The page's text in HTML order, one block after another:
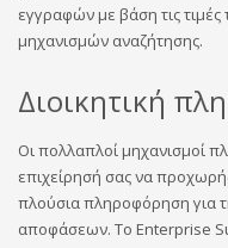
εγγραφών με βάση τις
μηχανισμών αναζήτησης.
Διοικητική
Οι πολλαπλοί μηχανισμοί
επιχείρησή σας να
πλούσια πληροφόρηση για
αποφάσεων. To Enterprise